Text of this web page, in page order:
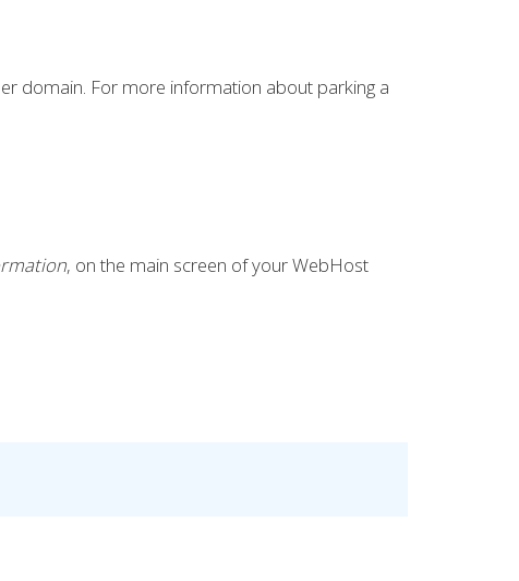
domain. For more information about parking a
, on the main screen of your WebHost